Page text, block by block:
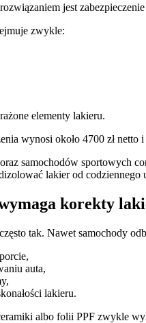
jest
zwykle:
elementy lakieru.
wynosi około 4700 zł
samochodów sportowych
lakier od codziennego
korekty
tak. Nawet samochody
auta,
lakieru.
albo folii PPF zwykle